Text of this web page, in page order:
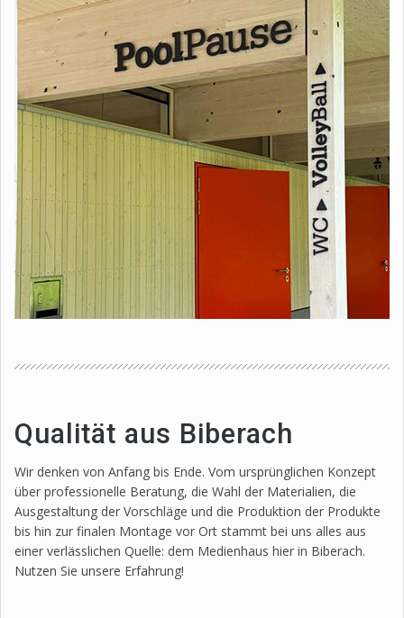
Qualität aus Biberach
Wir denken von Anfang bis Ende. Vom ursprünglichen Konzept
über professionelle Beratung, die Wahl der Materialien, die
Ausgestaltung der Vorschläge und die Produktion der Produkte
bis hin zur finalen Montage vor Ort stammt bei uns alles aus
einer verlässlichen Quelle: dem Medienhaus hier in Biberach.
Nutzen Sie unsere Erfahrung!